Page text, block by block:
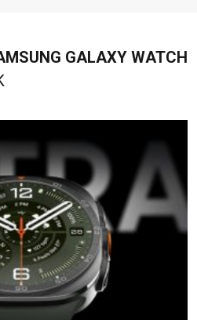
GALAXY WATCH